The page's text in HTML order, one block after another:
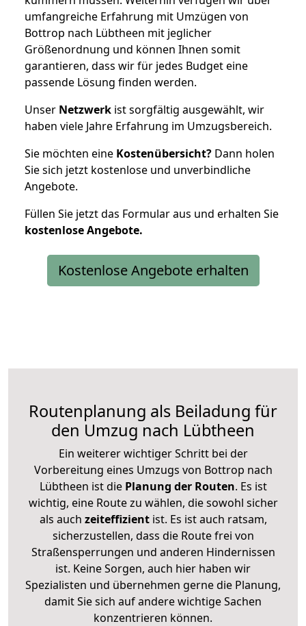
umfangreiche Erfahrung mit Umzügen von
Bottrop nach Lübtheen mit jeglicher
Größenordnung und können Ihnen somit
garantieren, dass wir für jedes Budget eine
passende Lösung finden werden.
Unser Netzwerk ist sorgfältig ausgewählt, wir
haben viele Jahre Erfahrung im Umzugsbereich.
Sie möchten eine Kostenübersicht? Dann holen
Sie sich jetzt kostenlose und unverbindliche
Angebote.
Füllen Sie jetzt das Formular aus und erhalten Sie
kostenloseAngebote.
Kostenlose Angebote erhalten
Routenplanung als Beiladung für
den Umzug nach Lübtheen
Ein weiterer wichtiger Schritt bei der
Vorbereitung eines Umzugs von Bottrop nach
Lübtheen ist diePlanung der Routen. Es ist
wichtig, eine Route zu wählen, die sowohl sicher
als auch zeiteffizientist. Es ist auch ratsam,
sicherzustellen, dass die Route frei von
Straßensperrungen und anderen Hindernissen
ist. Keine Sorgen, auch hier haben wir
Spezialisten und übernehmen gerne die Planung,
damit Sie sich auf andere wichtige Sachen
konzentrieren können.